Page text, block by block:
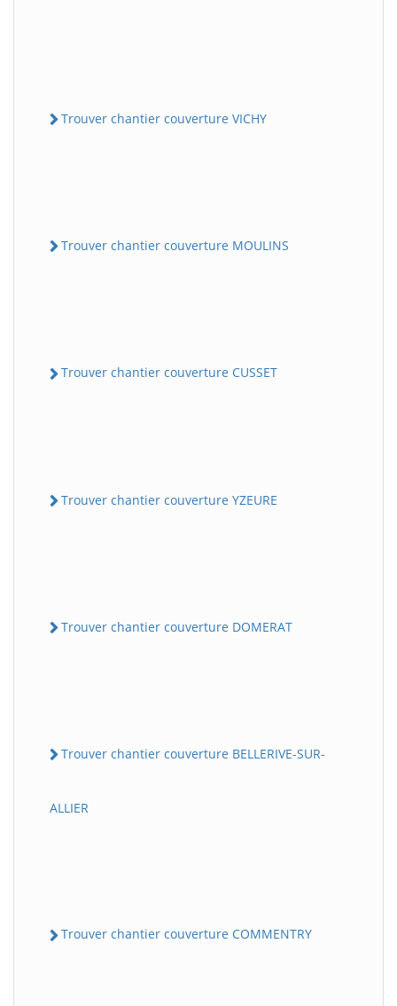
Trouver chantier couverture VICHY
Trouver chantier couverture MOULINS
Trouver chantier couverture CUSSET
Trouver chantier couverture YZEURE
Trouver chantier couverture DOMERAT
Trouver chantier couverture BELLERIVE-SUR-
ALLIER
Trouver chantier couverture COMMENTRY